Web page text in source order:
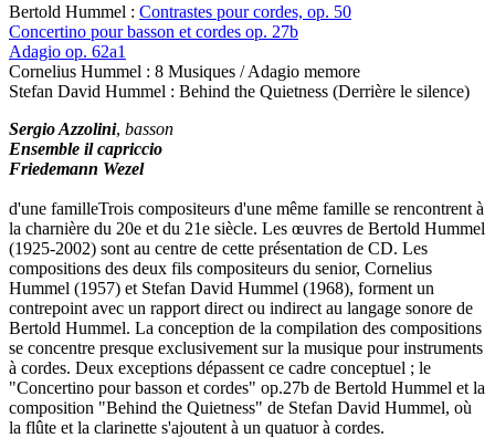
Bertold Hummel : Contrastes pour cordes, op. 50
Concertino pour basson et cordes op. 27b
Adagio op. 62a1
Cornelius Hummel : 8 Musiques / Adagio memore
Stefan David Hummel : Behind the Quietness (Derrière le silence)
Sergio Azzolini, basson
Ensemble il capriccio
Friedemann Wezel
d'une familleTrois compositeurs d'une même famille se rencontrent à
la charnière du 20e et du 21e siècle. Les œuvres de Bertold Hummel
(1925-2002) sont au centre de cette présentation de CD. Les
compositions des deux fils compositeurs du senior, Cornelius
Hummel (1957) et Stefan David Hummel (1968), forment un
contrepoint avec un rapport direct ou indirect au langage sonore de
Bertold Hummel. La conception de la compilation des compositions
se concentre presque exclusivement sur la musique pour instruments
à cordes. Deux exceptions dépassent ce cadre conceptuel ; le
"Concertino pour basson et cordes" op.27b de Bertold Hummel et la
composition "Behind the Quietness" de Stefan David Hummel, où
la flûte et la clarinette s'ajoutent à un quatuor à cordes.